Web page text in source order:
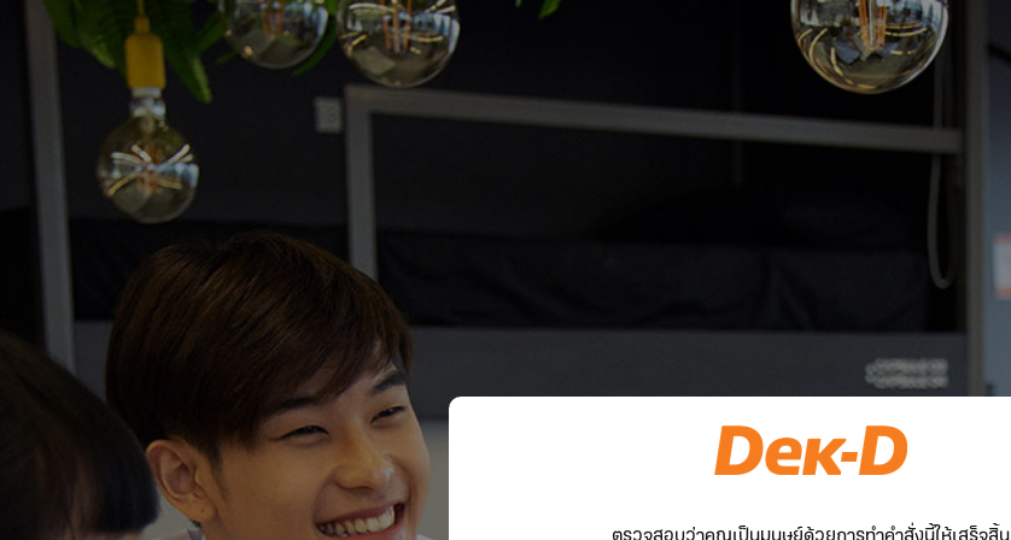
ตรวจสอบว่าคุณเป็นมนุษย์ด้วยการทำคำสั่งนี้ให้เสร็จสิ้น